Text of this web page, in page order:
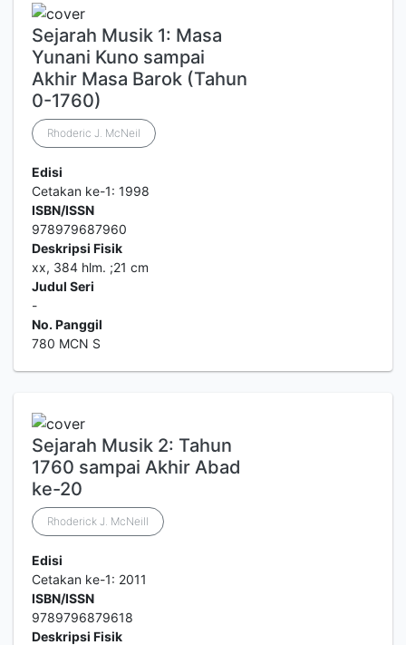
Sejarah Musik 1: Masa
Yunani Kuno sampai
Akhir Masa Barok (Tahun
0-1760)
Rhoderic J. McNeil
Edisi
Cetakan ke-1: 1998
ISBN/ISSN
978979687960
Deskripsi Fisik
xx, 384 hlm. ;21 cm
Judul Seri
-
No. Panggil
780 MCN S
Sejarah Musik 2: Tahun
1760 sampai Akhir Abad
ke-20
Rhoderick J. McNeill
Edisi
Cetakan ke-1: 2011
ISBN/ISSN
9789796879618
Deskripsi Fisik